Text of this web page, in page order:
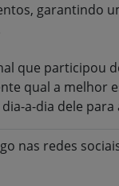
garantindo
que participou
qual a melhor
a-dia dele
nas redes